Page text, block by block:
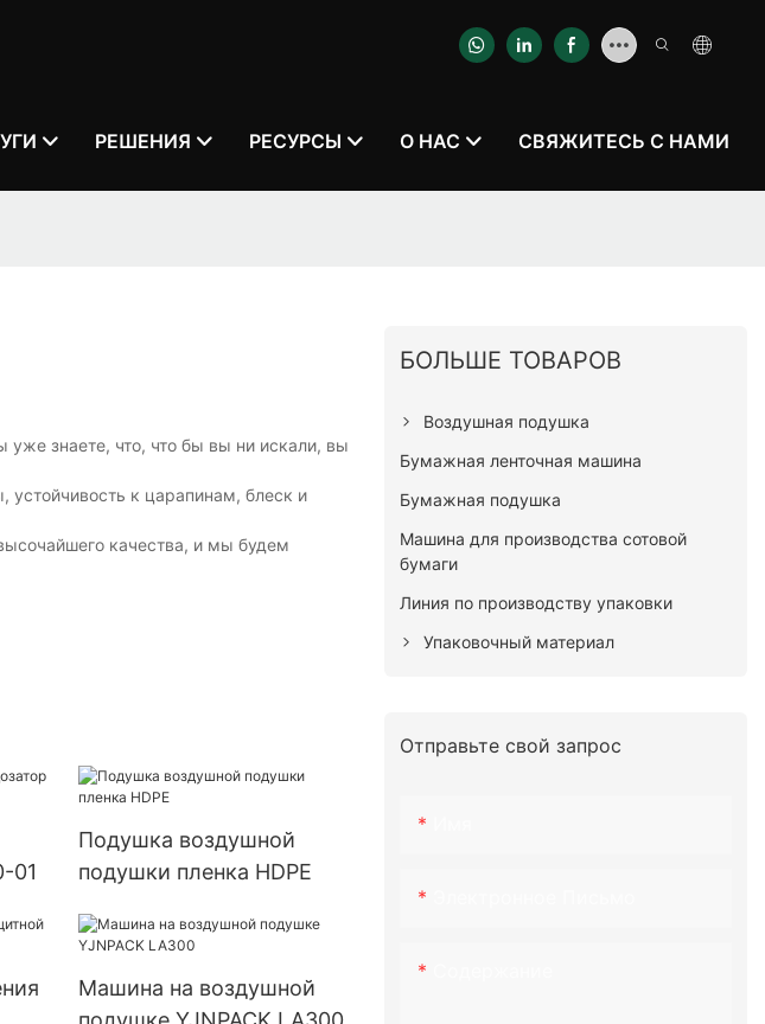
РЕШЕНИЯ РЕСУРСЫ О НАС СВЯЖИТЕСЬ С НАМИ
уже знаете, что, что бы вы ни искали, вы
к царапинам, блеск и
качества, и мы будем
01
Подушка воздушной
подушки пленка HDPE
Машина на воздушной
БОЛЬШЕ ТОВАРОВ
Воздушная подушка
Бумажная ленточная машина
Бумажная подушка
Машина для производства сотовой
бумаги
Линия по производству упаковки
Упаковочный материал
Отправьте свой запрос